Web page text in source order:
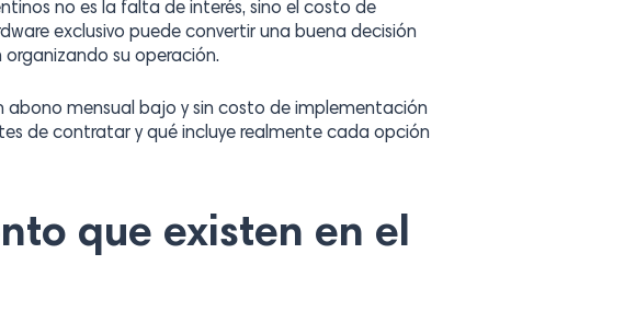
no es la falta de interés, sino el costo de
exclusivo puede convertir una buena decisión
su operación.
mensual bajo y sin costo de implementación
de contratar y qué incluye realmente cada opción
que existen en el